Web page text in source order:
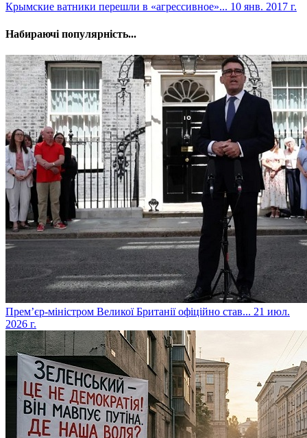
​Крымские ватники перешли в «агрессивное»... 10 янв. 2017 г.
Набираючі популярність...
​Прем’єр-міністром Великої Британії офіційно став... 21 июл.
2026 г.